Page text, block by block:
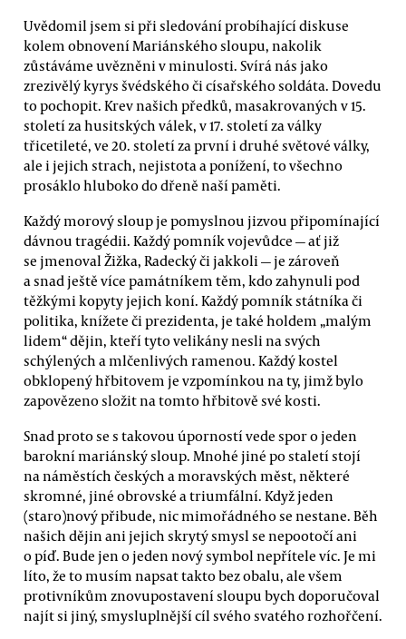
Uvědomil jsem si při sledování probíhající diskuse
kolem obnovení Mariánského sloupu, nakolik
zůstáváme uvězněni v minulosti. Svírá nás jako
zrezivělý kyrys švédského či císařského soldáta. Dovedu
to pochopit. Krev našich předků, masakrovaných v 15.
století za husitských válek, v 17. století za války
třicetileté, ve 20. století za první i druhé světové války,
ale i jejich strach, nejistota a ponížení, to všechno
prosáklo hluboko do dřeně naší paměti.
Každý morový sloup je pomyslnou jizvou připomínající
dávnou tragédii. Každý pomník vojevůdce — ať již
se jmenoval Žižka, Radecký či jakkoli — je zároveň
a snad ještě více památníkem těm, kdo zahynuli pod
těžkými kopyty jejich koní. Každý pomník státníka či
politika, knížete či prezidenta, je také holdem „malým
lidem“ dějin, kteří tyto velikány nesli na svých
schýlených a mlčenlivých ramenou. Každý kostel
obklopený hřbitovem je vzpomínkou na ty, jimž bylo
zapovězeno složit na tomto hřbitově své kosti.
Snad proto se s takovou úporností vede spor o jeden
barokní mariánský sloup. Mnohé jiné po staletí stojí
na náměstích českých a moravských měst, některé
skromné, jiné obrovské a triumfální. Když jeden
(staro)nový přibude, nic mimořádného se nestane. Běh
našich dějin ani jejich skrytý smysl se nepootočí ani
o píď. Bude jen o jeden nový symbol nepřítele víc. Je mi
líto, že to musím napsat takto bez obalu, ale všem
protivníkům znovupostavení sloupu bych doporučoval
najít si jiný, smysluplnější cíl svého svatého rozhořčení.